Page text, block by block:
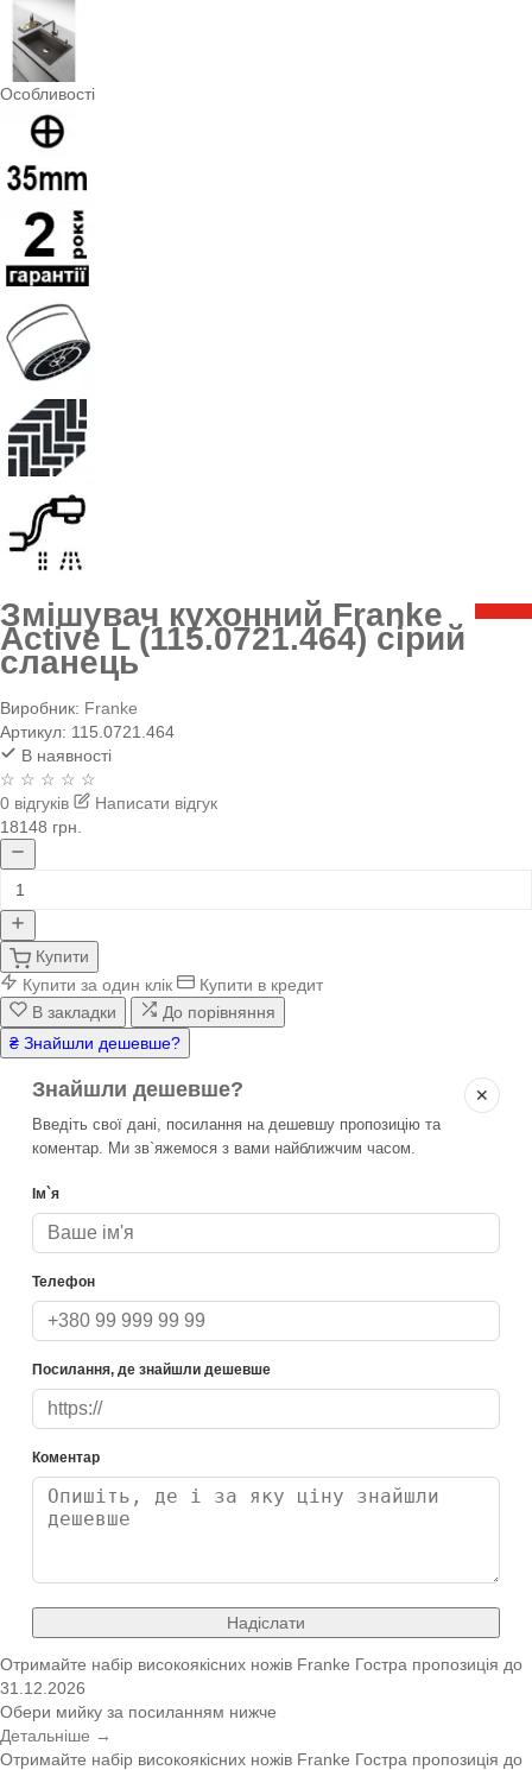
Особливості
Змішувач кухонний Franke
Active L (115.0721.464) сірий
сланець
Виробник: Franke
Артикул: 115.0721.464
В наявності
☆ ☆ ☆ ☆ ☆
0 відгуків
Написати відгук
18148 грн.
Купити
Купити за один клік
Купити в кредит
В закладки
До порівняння
₴ Знайшли дешевше?
✕
Знайшли дешевше?
Введіть свої дані, посилання на дешевшу пропозицію та
коментар. Ми зв`яжемося з вами найближчим часом.
Ім`я
Телефон
Посилання, де знайшли дешевше
Коментар
Надіслати
Отримайте набір високоякісних ножів Franke Гостра пропозиція до
31.12.2026
Обери мийку за посиланням нижче
Детальніше →
Отримайте набір високоякісних ножів Franke Гостра пропозиція до